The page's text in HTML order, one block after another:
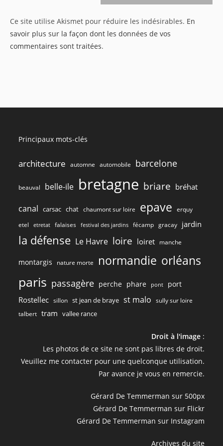
(facultatif)
Ce site utilise Akismet pour réduire les indésirables. En
savoir plus sur la façon dont les données de vos
commentaires sont traitées.
Principaux mots-clés
architecture automne automobile barcelone
beauval belle-ile bretagne briare bréhat
canal carsac chat chaumont sur loire epave erquy
etel etretat falaises festival des jardins fécamp gracay jardin
la défense Le Havre loire loiret manche
montargis nature morte normandie orléans
paris passagère perche phare pont port
Rostellec sillon st jean de braye st malo sully sur loire
talbert tram vallee rance
Droit à l'image:
Les photos de ce site ne sont pas libres de droit.
Veuillez me contacter pour une quelconque utilisation.
Par avance je vous en remercie.
Gérard De Temmerman sur 500px
Gérard De Temmerman sur Flickr
Gérard De Temmerman sur Instagram
Archives du site